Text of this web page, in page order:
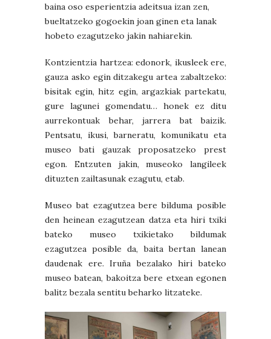
baina oso esperientzia adeitsua izan zen,
bueltatzeko gogoekin joan ginen eta lanak
hobeto ezagutzeko jakin nahiarekin.
Kontzientzia hartzea: edonork, ikusleek ere,
gauza asko egin ditzakegu artea zabaltzeko:
bisitak egin, hitz egin, argazkiak partekatu,
gure lagunei gomendatu… honek ez ditu
aurrekontuak behar, jarrera bat baizik.
Pentsatu, ikusi, barneratu, komunikatu eta
museo bati gauzak proposatzeko prest
egon. Entzuten jakin, museoko langileek
dituzten zailtasunak ezagutu, etab.
Museo bat ezagutzea bere bilduma posible
den heinean ezagutzean datza eta hiri txiki
bateko museo txikietako bildumak
ezagutzea posible da, baita bertan lanean
daudenak ere. Iruña bezalako hiri bateko
museo batean, bakoitza bere etxean egonen
balitz bezala sentitu beharko litzateke.